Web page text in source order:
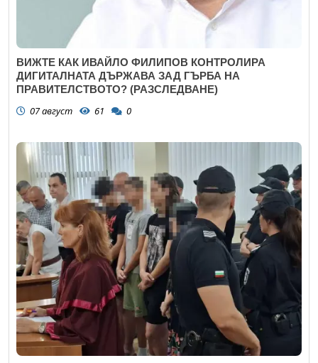
ВИЖТЕ КАК ИВАЙЛО ФИЛИПОВ КОНТРОЛИРА
ДИГИТАЛНАТА ДЪРЖАВА ЗАД ГЪРБА НА
ПРАВИТЕЛСТВОТО? (РАЗСЛЕДВАНЕ)
07 август 61 0